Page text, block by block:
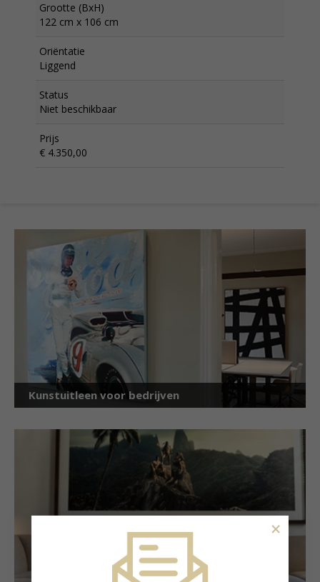
Grootte (BxH)
122 cm x 106 cm
Oriëntatie
Liggend
Status
Niet beschikbaar
Prijs
€ 4.350,00
Kunstuitleen voor bedrijven
×